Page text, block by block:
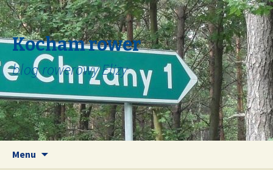
Kocham rower
blog rowerowy Elizy
Menu